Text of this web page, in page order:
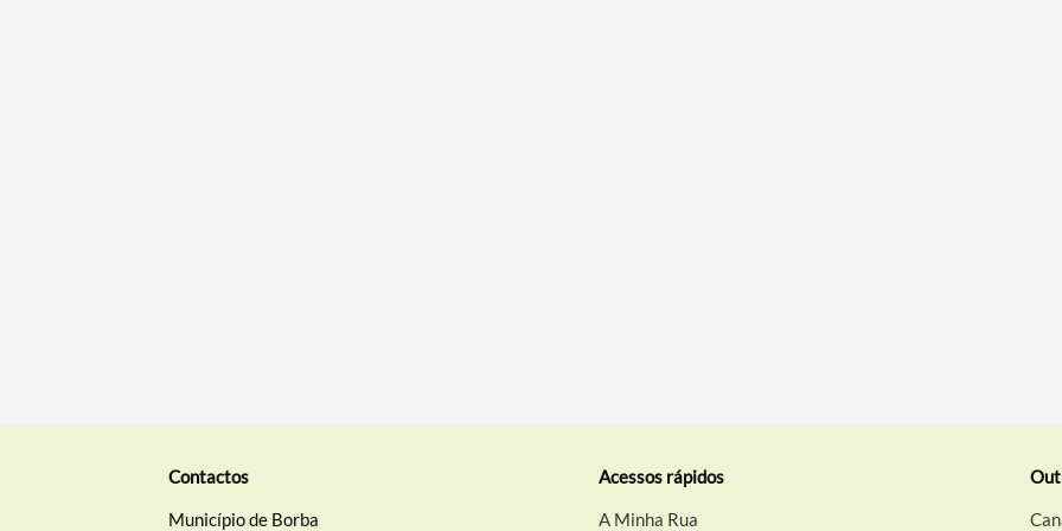
Contactos
Município de Borba
Acessos rápidos
A Minha Rua